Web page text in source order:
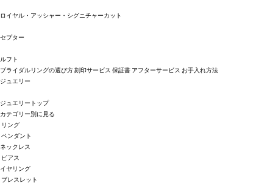
ロイヤル・アッシャー・シグニチャーカット
セプター
ルフト
ブライダルリングの選び方刻印サービス 保証書 アフターサービス お手入れ方法
ジュエリー
ジュエリートップ
カテゴリー別に見る
リング
ペンダント
ネックレス
ピアス
イヤリング
ブレスレット